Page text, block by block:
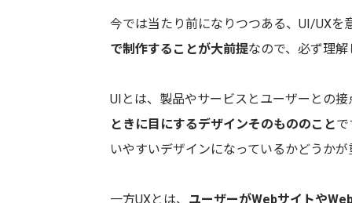
今では当たり前になりつつある、UI/UXを
で制作することが大前提なので、必ず理
UIとは、製品やサービスとユーザーとの
ときに目にするデザインそのもののこと
いやすいデザインになっているかどうかが
一方UXとは、 ユーザーがWebサイトや